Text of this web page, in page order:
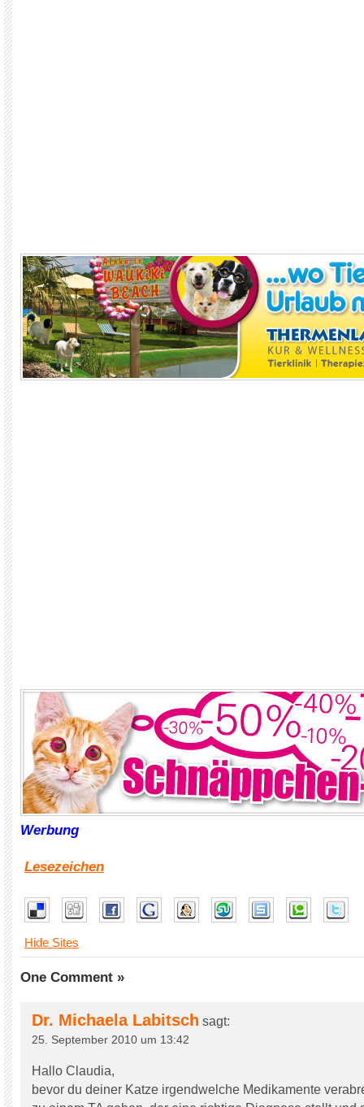
Werbung
Lesezeichen
Hide Sites
One Comment »
Dr. Michaela Labitsch sagt:
25. September 2010 um 13:42
Hallo Claudia,
bevor du deiner Katze irgendwelche Medikamente